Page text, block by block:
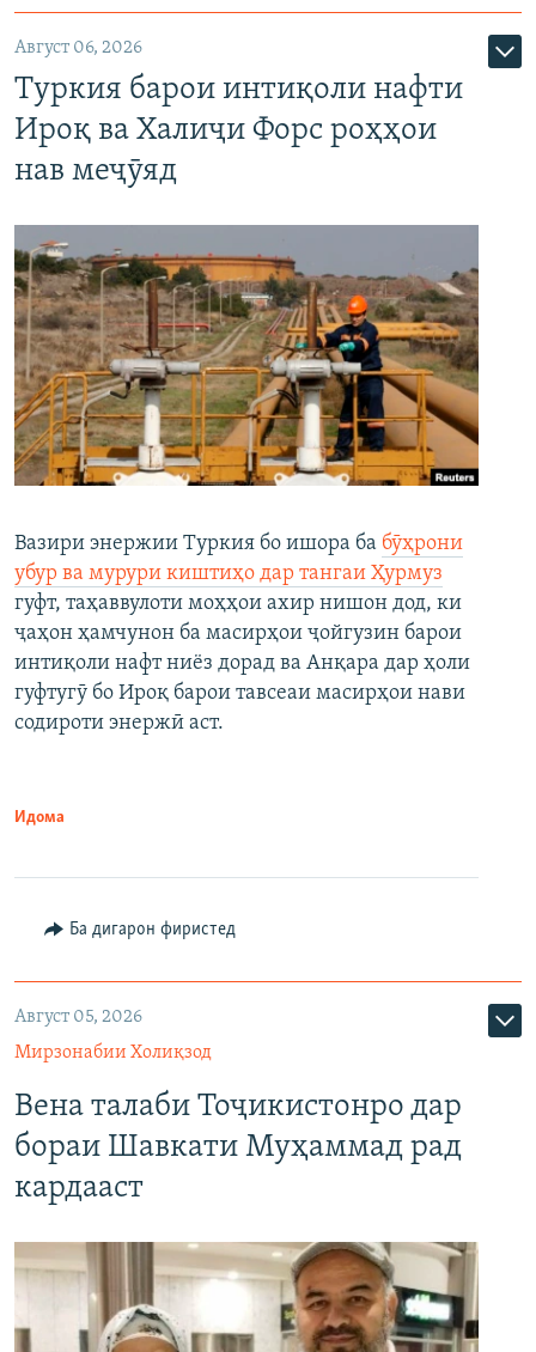
Август 06, 2026
Туркия барои интиқоли нафти
Ироқ ва Халиҷи Форс роҳҳои
нав меҷӯяд
Вазири энержии Туркия бо ишора ба бӯҳрони
убур ва мурури киштиҳо дар тангаи Ҳурмуз
гуфт, таҳаввулоти моҳҳои ахир нишон дод, ки
ҷаҳон ҳамчунон ба масирҳои ҷойгузин барои
интиқоли нафт ниёз дорад ва Анқара дар ҳоли
гуфтугӯ бо Ироқ барои тавсеаи масирҳои нави
содироти энержӣ аст.
Идома
Ба дигарон фиристед
Август 05, 2026
Мирзонабии Холиқзод
Вена талаби Тоҷикистонро дар
бораи Шавкати Муҳаммад рад
кардааст